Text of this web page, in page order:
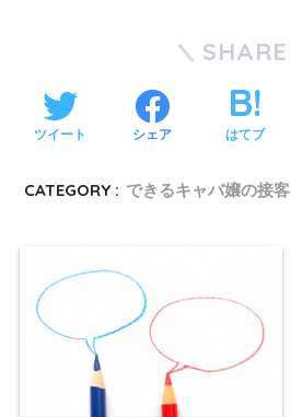
SHARE
ツイート シェア はてブ
CATEGORY : できるキャバ嬢の接客